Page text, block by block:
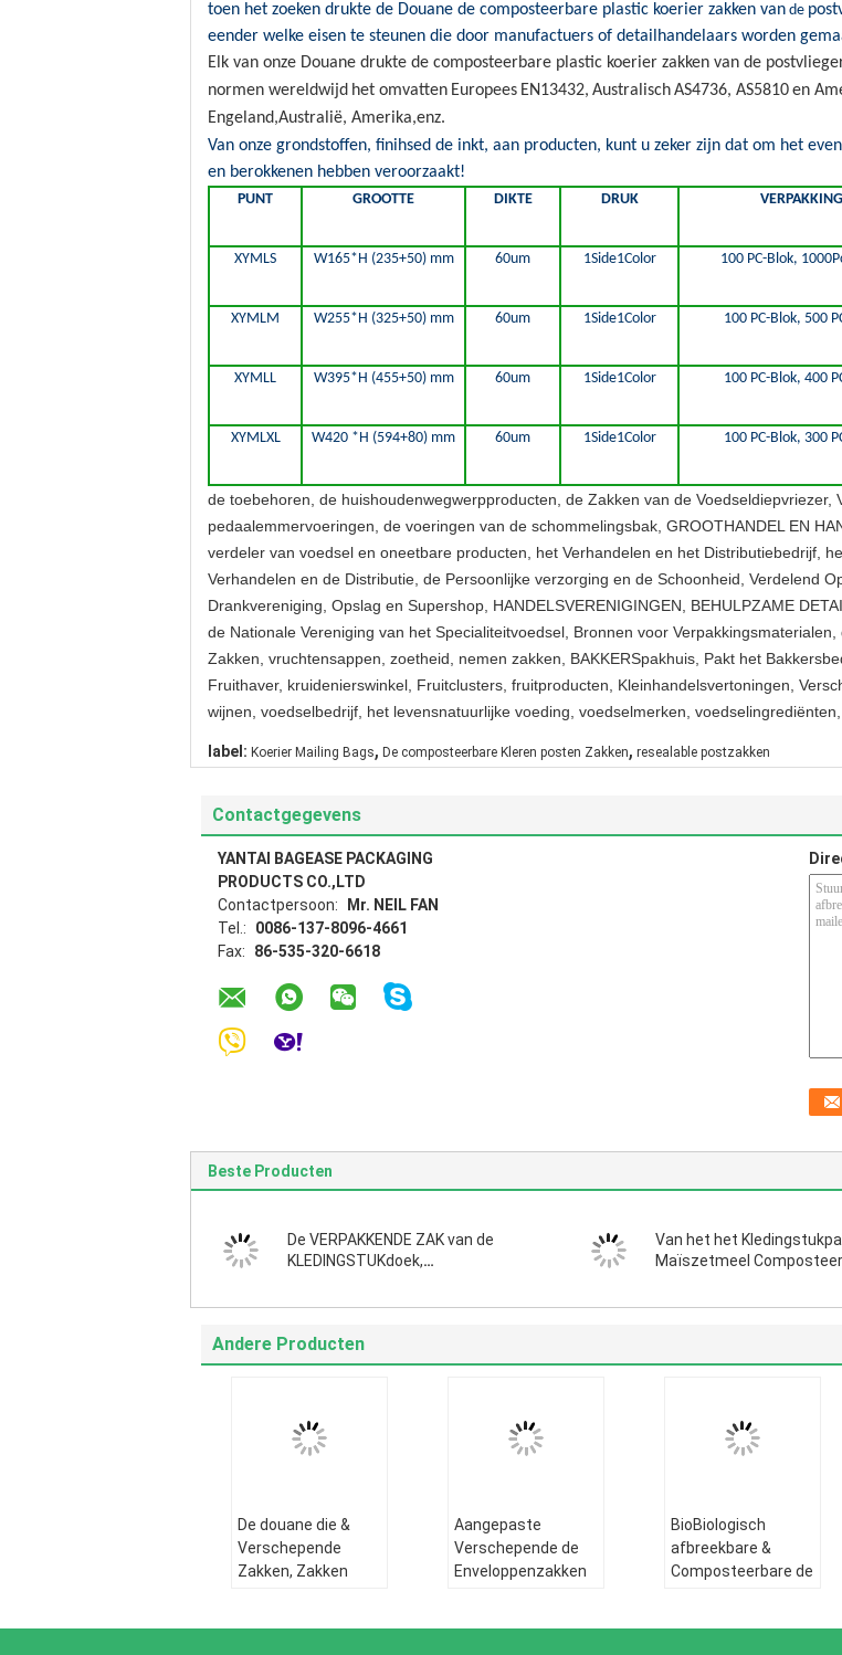
toen het zoeken drukte de Douane de composteerbare plastic koerier zakken van de
eender welke eisen te steunen die door manufactuers of detailhandelaars worden
Elk van onze Douane drukte de composteerbare plastic koerier zakken van de
normen wereldwijd het omvatten Europees EN13432, AustralischAS4736, AS5810en
Engeland,Australië, Amerika,enz.
Van onze grondstoffen, finihsed de inkt, aan producten, kunt u zeker zijn dat om het
en berokkenen hebben veroorzaakt!
PUNT GROOTTE DIKTE DRUK VERPAKKING
XYMLS W165*H (235+50) mm 60um 1Side1Color 100 PC-Blok,
XYMLM W255*H (325+50) mm 60um 1Side1Color 100 PC-Blok, 500
XYMLL W395*H (455+50) mm 60um 1Side1Color 100 PC-Blok, 400
XYMLXL W420 *H (594+80) mm 60um 1Side1Color 100 PC-Blok, 300
de toebehoren, de huishoudenwegwerpproducten, de Zakken van de Voedseldiepvriezer,
pedaalemmervoeringen, de voeringen van de schommelingsbak, GROOTHANDEL EN
verdeler van voedsel en oneetbare producten, het Verhandelen en het Distributiebedrijf,
Verhandelen en de Distributie, de Persoonlijke verzorging en de Schoonheid, Verdelend
Drankvereniging, Opslag en Supershop, HANDELSVERENIGINGEN, BEHULPZAME
de Nationale Vereniging van het Specialiteitvoedsel, Bronnen voor
Zakken, vruchtensappen, zoetheid, nemen zakken, BAKKERSpakhuis, Pakt het
Fruithaver, kruidenierswinkel, Fruitclusters, fruitproducten, Kleinhandelsvertoningen,
wijnen, voedselbedrijf, het levensnatuurlijke voeding, voedselmerken, voedselingrediënten,
label: Koerier Mailing Bags, De composteerbare Kleren posten Zakken, resealable postzakken
Contactgegevens
YANTAI BAGEASE PACKAGING
PRODUCTS CO.,LTD
Contactpersoon:
Mr. NEIL FAN
Tel.:
0086-137-8096-4661
Fax:
86-535-320-6618
Beste Producten
De VERPAKKENDE ZAK van de
KLEDINGSTUKdoek,
Post, Pak
Van het het
Maïszetmeel
Andere Producten
De douane die &
Verschepende
Zakken, Zakken
Aangepaste
Verschepende de
Enveloppenzakken
BioBiologisch
afbreekbare &
Composteerbare de